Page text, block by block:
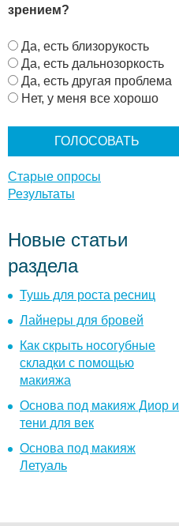
зрением?
В
а
р
и
Да, есть близорукость
Да, есть дальнозоркость
Да, есть другая проблема
Нет, у меня все хорошо
Старые опросы
Результаты
Новые статьи
раздела
Тушь для роста ресниц
Лайнеры для бровей
Как скрыть носогубные
складки с помощью
макияжа
Основа под макияж Диор и
тени для век
Основа под макияж
Летуаль